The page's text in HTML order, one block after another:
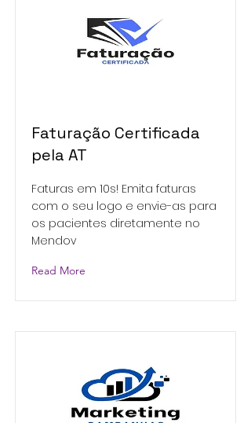
Faturação Certificada
pela AT
Faturas em 10s! Emita faturas
com o seu logo e envie-as para
os pacientes diretamente no
Mendov
Read More